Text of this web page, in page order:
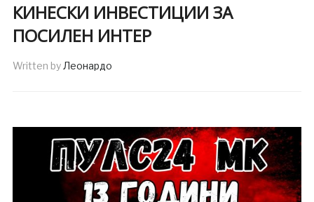
КИНЕСКИ ИНВЕСТИЦИИ ЗА
ПОСИЛЕН ИНТЕР
Written byЛеонардо